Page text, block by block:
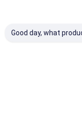
Máquina de
Good day, what